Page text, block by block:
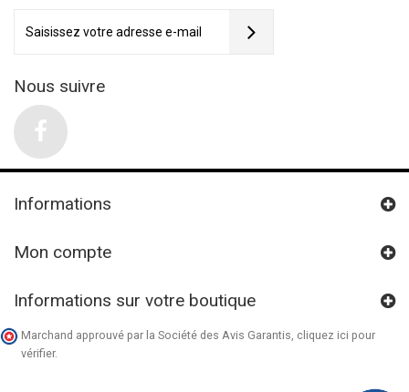
Nous suivre
Informations
Mon compte
Informations sur votre boutique
Marchand approuvé par la Société des Avis Garantis, cliquez ici pour
vérifier.